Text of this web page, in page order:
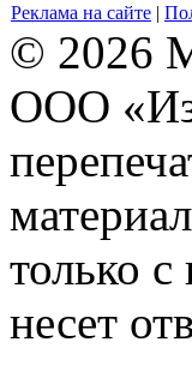
Реклама на сайте |
© 2026
ООО
только с
несет